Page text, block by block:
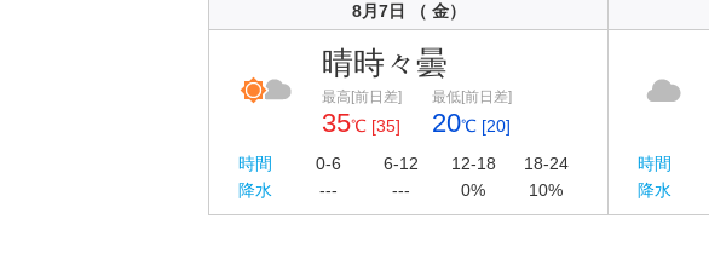
8月7日 （ 金）
晴時々曇
最高[前日差]
35℃ [35]
最低[前日差]
20℃ [20]
時間
0-6 6-12 12-18
18-24
降水
--- --- 0% 10%
時間
降水